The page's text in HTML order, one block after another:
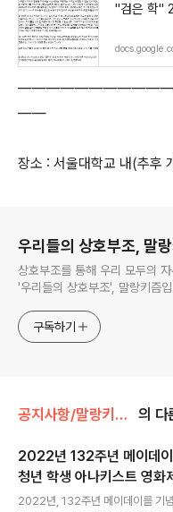
"검은 학"
――
장소 : 서울대학교 내(추후
우리들의 상호부조, 말
상호부조를 통해 우리 모두의
'우리들의 상호부조', 말랑키즘
구독하기
공지사항/말랑키즘 사업 안내 의 다
2022년 132주년 메이데
청년 학생 아나키스트 영화
2022년, 132주년 메이데이를 기